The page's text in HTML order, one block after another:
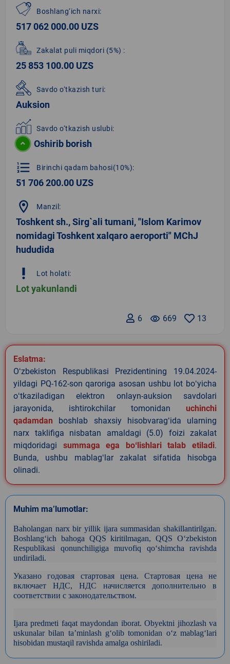
Boshlang‘ich narxi:
517 062 000.00 UZS
Zakalat puli miqdori (5%) :
25 853 100.00 UZS
Savdo o‘tkazish turi:
Auksion
Savdo o‘tkazish uslubi:
Oshirib borish
format_list_numbered Birinchi qadam bahosi(10%):
51 706 200.00 UZS
location_on Manzil:
Toshkent sh., Sirg`ali tumani, "Islom Karimov
nomidagi Toshkent xalqaro aeroporti" MChJ
hududida
priority_high Lot holati:
Lot yakunlandi
13
remove_red_eye 669
6
Eslatma:
Oʻzbekiston Respublikasi Prezidentining 19.04.2024-
yildagi PQ-162-son qaroriga asosan ushbu lot boʻyicha
oʻtkaziladigan elektron onlayn-auksion savdolari
jarayonida, ishtirokchilar tomonidan uchinchi
qadamdan boshlab shaxsiy hisobvaragʻida ularning
narx taklifiga nisbatan amaldagi (5.0) foizi zakalat
miqdoridagi summaga ega boʻlishlari talab etiladi.
Bunda, ushbu mablagʻlar zakalat sifatida hisobga
olinadi.
Muhim ma’lumotlar:
Baholangan narx bir yillik ijara summasidan shakillantirilgan.
Boshlang‘ich bahoga QQS kiritilmagan,QQSO‘zbekiston
Respublikasi qonunchiligiga muvofiq qo‘shimcha ravishda
undiriladi.
Указано годовая стартовая цена. Стартовая цена не
включает НДС, НДС начисляется дополнительно в
соответствии с законодательством.
Ijara predmeti faqat maydondan iborat. Obyektni jihozlash va
uskunalar bilan ta’minlash g‘olib tomonidan o‘z mablag‘lari
hisobidan mustaqil ravishda amalga oshiriladi.